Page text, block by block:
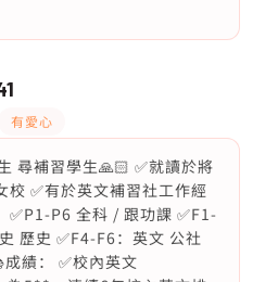
有愛心
尋補習學生🙏🏻 ✅就讀於將
✅有於英文補習社工作經
✅P1-P6 全科 / 跟功課 ✅F1-
歷史 ✅F4-F6：英文 公社
績： ✅校內英文